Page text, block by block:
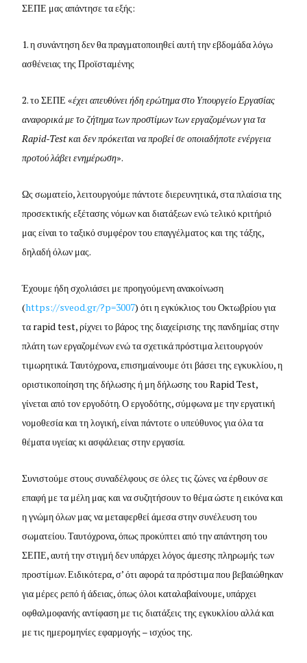
ΣΕΠΕ μας απάντησε τα εξής:
1. η συνάντηση δεν θα πραγματοποιηθεί αυτή την εβδομάδα λόγω
ασθένειας της Προϊσταμένης
2. το ΣΕΠΕ «έχει απευθύνει ήδη ερώτημα στο Υπουργείο Εργασίας
αναφορικά με το ζήτημα των προστίμων των εργαζομένων για τα
Rapid-Testκαι δεν πρόκειται να προβεί σε οποιαδήποτε ενέργεια
προτού λάβει ενημέρωση».
Ως σωματείο, λειτουργούμε πάντοτε διερευνητικά, στα πλαίσια της
προσεκτικής εξέτασης νόμων και διατάξεων ενώ τελικό κριτήριό
μας είναι το ταξικό συμφέρον του επαγγέλματος και της τάξης,
δηλαδή όλων μας.
Έχουμε ήδη σχολιάσει με προηγούμενη ανακοίνωση
(https://sveod.gr/?p=3007) ότι η εγκύκλιος του Οκτωβρίου για
τα rapid test, ρίχνει το βάρος της διαχείρισης της πανδημίας στην
πλάτη των εργαζομένων ενώ τα σχετικά πρόστιμα λειτουργούν
τιμωρητικά. Ταυτόχρονα, επισημαίνουμε ότι βάσει της εγκυκλίου, η
οριστικοποίηση της δήλωσης ή μη δήλωσης του Rapid Test,
γίνεται από τον εργοδότη. Ο εργοδότης, σύμφωνα με την εργατική
νομοθεσία και τη λογική, είναι πάντοτε ο υπεύθυνος για όλα τα
θέματα υγείας κι ασφάλειας στην εργασία.
Συνιστούμε στους συναδέλφους σε όλες τις ζώνες να έρθουν σε
επαφή με τα μέλη μας και να συζητήσουν το θέμα ώστε η εικόνα και
η γνώμη όλων μας να μεταφερθεί άμεσα στην συνέλευση του
σωματείου. Ταυτόχρονα, όπως προκύπτει από την απάντηση του
ΣΕΠΕ, αυτή την στιγμή δεν υπάρχει λόγος άμεσης πληρωμής των
προστίμων. Ειδικότερα, σ’ ότι αφορά τα πρόστιμα που βεβαιώθηκαν
για μέρες ρεπό ή άδειας, όπως όλοι καταλαβαίνουμε, υπάρχει
οφθαλμοφανής αντίφαση με τις διατάξεις της εγκυκλίου αλλά και
με τις ημερομηνίες εφαρμογής – ισχύος της.